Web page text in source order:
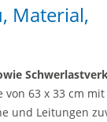
Material,
63 x 33 cm
und Leitungen